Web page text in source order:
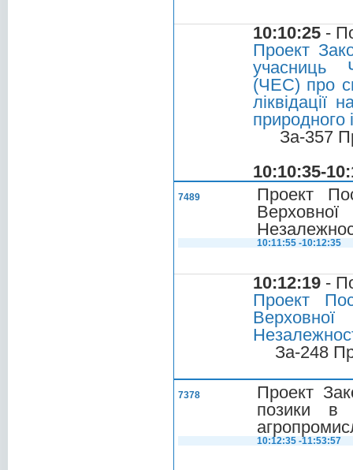
10:10:25 -
Проект
учасниць
(ЧЕС) про
ліквідації
природного
За-357
10:10:35-
7489
Проект
10:11:55 -10:12:35
10:12:19 -
Проект
За-248
7378
Проект
позики в
10:12:35 -11:53:57